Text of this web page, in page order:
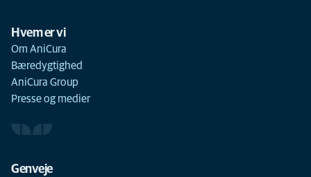
Hvem er vi
Om AniCura
Bæredygtighed
AniCura Group
Presse og medier
Genveje